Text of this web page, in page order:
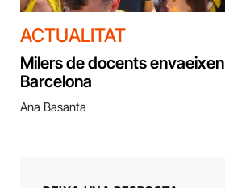
ACTUALITAT
Milers de docents
Barcelona
Ana Basanta